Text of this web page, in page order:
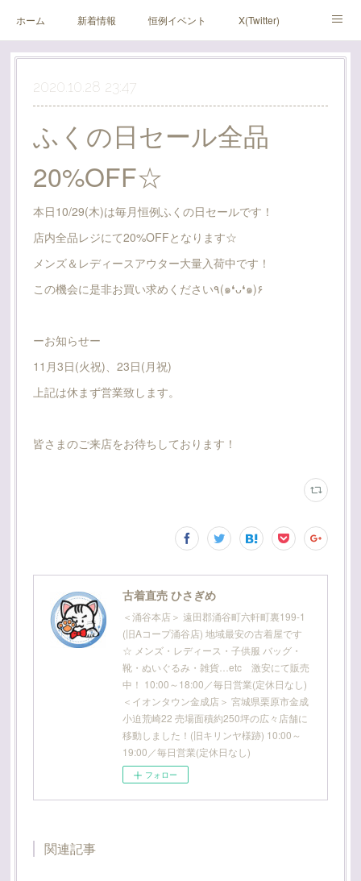
ホーム 新着情報 恒例イベント X(Twitter)
アメブロ Instagram
2020.10.28 23:47
ふくの日セール全品
20%OFF☆
本日10/29(木)は毎月恒例ふくの日セールです！
店内全品レジにて20%OFFとなります☆
メンズ＆レディースアウター大量入荷中です！
この機会に是非お買い求めください٩(๑❛ᴗ❛๑)۶
ーお知らせー
11月3日(火祝)、23日(月祝)
上記は休まず営業致します。
皆さまのご来店をお待ちしております！
古着直売 ひさぎめ
＜涌谷本店＞ 遠田郡涌谷町六軒町裏199-1
(旧Aコープ涌谷店) 地域最安の古着屋です
☆ メンズ・レディース・子供服 バッグ・
靴・ぬいぐるみ・雑貨…etc 激安にて販売
中！ 10:00～18:00／毎日営業(定休日なし)
＜イオンタウン金成店＞ 宮城県栗原市金成
小迫荒崎22 売場面積約250坪の広々店舗に
移動しました！(旧キリンヤ様跡) 10:00～
19:00／毎日営業(定休日なし)
フォロー
関連記事